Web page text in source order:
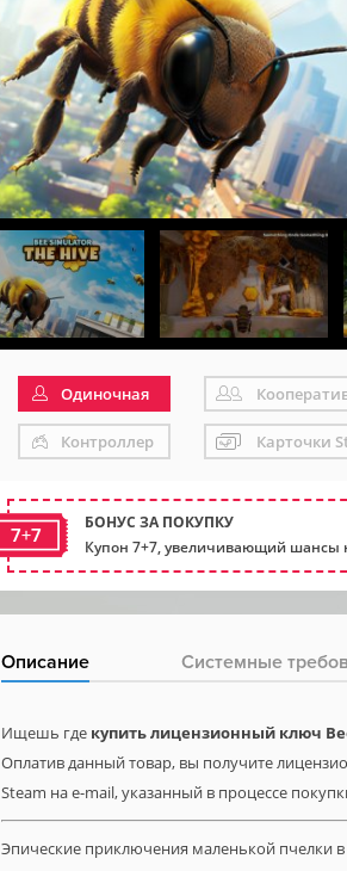
Одиночная
Контроллер Карточки
7+7
БОНУС ЗА ПОКУПКУ
Купон 7+7, увеличивающий шансы
Описание Системные
Ищешь где купить лицензионный ключ
Оплатив данный товар, вы получите
Steam на e-mail, указанный в процессе
Эпические приключения маленькой пчелки